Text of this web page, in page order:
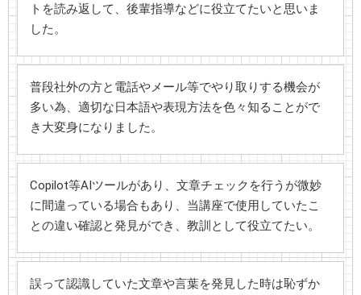
トを読み返して、後輩指導などに役立てたいと思いま
した。
普段社外の方と電話やメール等でやり取りする機会が
多い為、適切な日本語や表現方法を色々知ることがで
き大変身になりました。
Copilot等AIツールがあり、文章チェックを行うが微妙
に間違っている場合もあり、当講座で使用していたこ
との違い確認と発見ができ、教訓として役立てたい。
誤って認識していた文章や言葉を発見した時は恥ずか